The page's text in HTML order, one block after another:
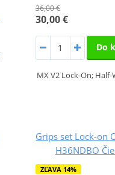
36,00 €
30,00 €
Do
MX V2 Lock-On;
Grips set Lock-on
H36NDBO
ZĽAVA 14%